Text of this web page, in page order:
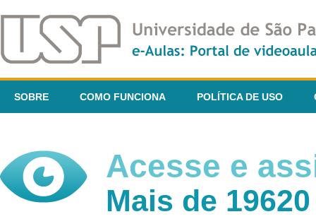
SOBRE COMO FUNCIONA POLÍTICA DE USO
Acesse e
Mais de